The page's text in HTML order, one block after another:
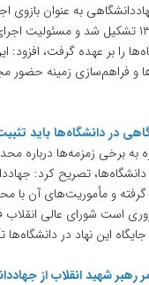
به عنوان بازوی
در ۱۶ مردادماه ۱۳۵۹ تشکیل شد و
را بر عهده گرفت، افزود:
و فراهم‌سازی زمینه حضور
در دانشگاه‌ها باید
به برخی زمزمه‌ها درباره
تصریح کرد:
و مأموریت‌های آن با
است شورای عالی انقلاب
این نهاد در دانشگاه‌ها
شهید انقلاب از